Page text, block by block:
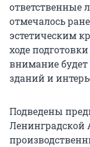
ответственные
отмечалось
эстетическим
ходе
внимание
зданий и
Подведены
Ленинградской